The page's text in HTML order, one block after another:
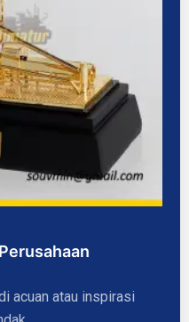
acuan atau inspirasi